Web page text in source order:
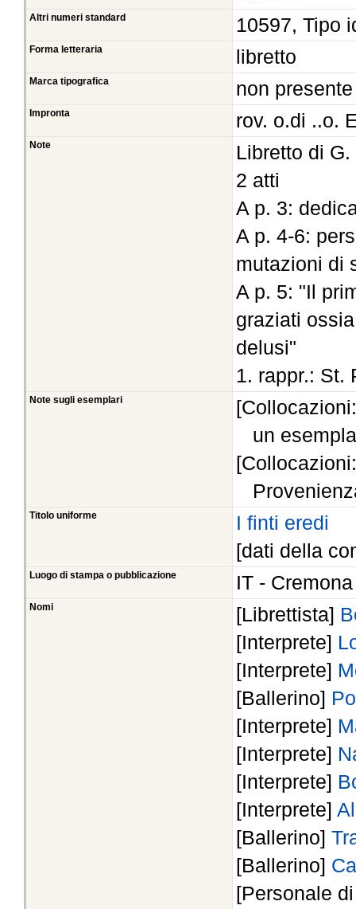
Altri numeri standard 10597, Tipo
Forma letteraria libretto
Marca tipografica non presente
Impronta rov. o.di ..o.
Note
Libretto di
2 atti
A p. 3:
A p. 4-6:
mutazioni di
A p. 5: "Il
graziati
delusi"
1. rappr.: St.
Note sugli esemplari
un
Titolo uniforme
I finti eredi
[dati della
Luogo di stampa o pubblicazione IT - Cremona
Nomi [Librettista]
[Interprete]
[Interprete]
[Ballerino]
[Interprete]
[Interprete]
[Interprete]
[Interprete]
[Ballerino]
[Ballerino]
[Personale